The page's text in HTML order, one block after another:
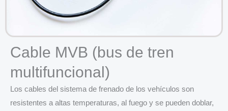
Cable MVB (bus de tren
multifuncional)
Los cables del sistema de frenado de los vehículos son
resistentes a altas temperaturas, al fuego y se pueden doblar,